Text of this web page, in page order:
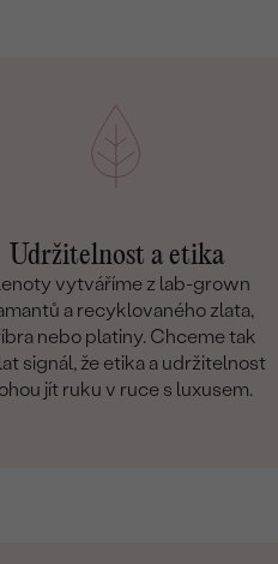
Udržitelnost a etika
vytváříme z lab-grown
a recyklovaného zlata,
nebo platiny. Chceme tak
signál, že etika a udržitelnost
jít ruku v ruce s luxusem.